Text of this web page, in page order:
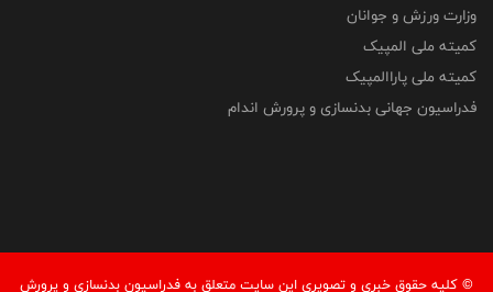
وزارت ورزش و جوانان
کمیته ملی المپیک
کمیته ملی پاراالمپیک
فدراسیون جهانی بدنسازی و پرورش اندام
© کليه حقوق خبری و تصويری اين سايت متعلق به فدراسيون بدنسازی و پرورش